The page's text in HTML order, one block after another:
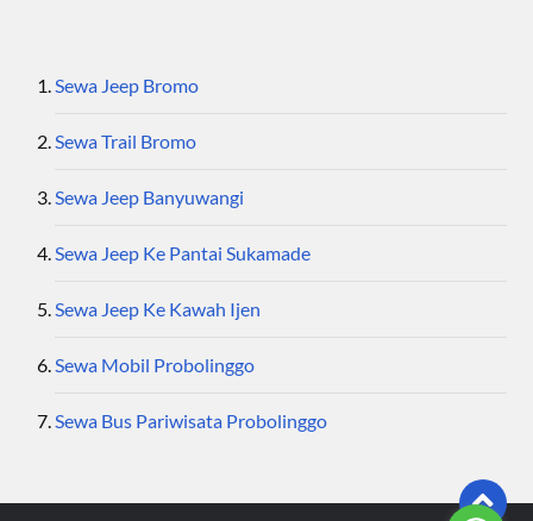
Sewa Jeep Bromo
Sewa Trail Bromo
Sewa Jeep Banyuwangi
Sewa Jeep Ke Pantai Sukamade
Sewa Jeep Ke Kawah Ijen
Sewa Mobil Probolinggo
Sewa Bus Pariwisata Probolinggo